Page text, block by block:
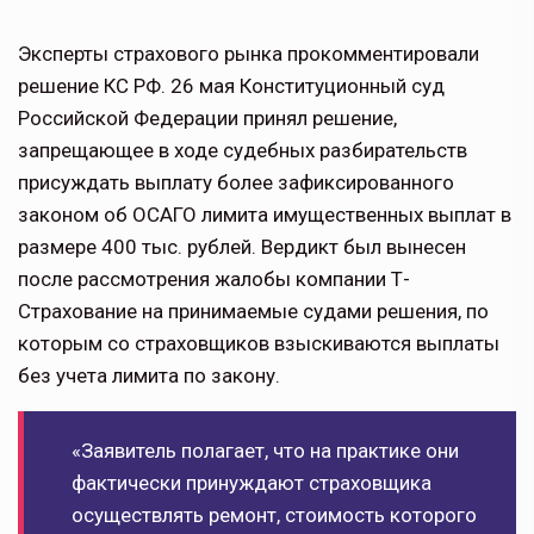
Эксперты страхового рынка прокомментировали
решение КС РФ. 26 мая Конституционный суд
Российской Федерации принял решение,
запрещающее в ходе судебных разбирательств
присуждать выплату более зафиксированного
законом об ОСАГО лимита имущественных выплат в
размере 400 тыс. рублей. Вердикт был вынесен
после рассмотрения жалобы компании Т-
Страхование на принимаемые судами решения, по
которым со страховщиков взыскиваются выплаты
без учета лимита по закону.
«Заявитель полагает, что на практике они
фактически принуждают страховщика
осуществлять ремонт, стоимость которого